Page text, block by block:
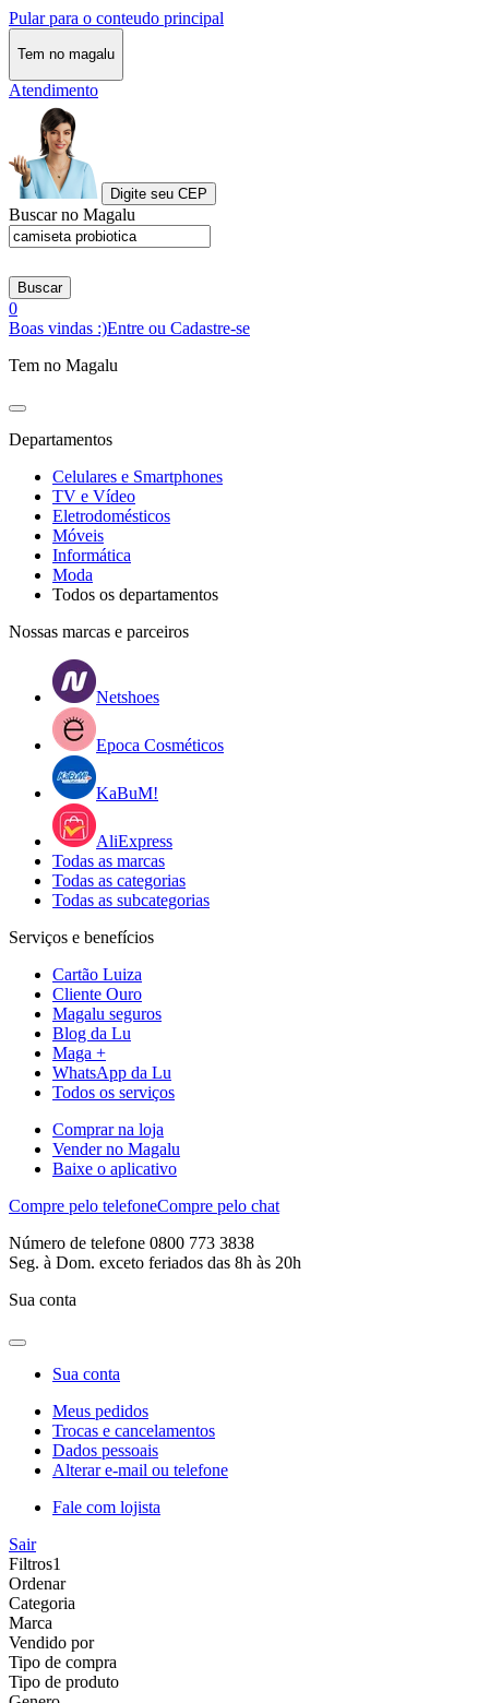
Pular para o conteudo principal
Tem no magalu
Atendimento
Digite seu CEP
Buscar no Magalu
Buscar
0
Boas vindas :)Entre ou Cadastre-se
Tem no Magalu
Departamentos
Celulares e Smartphones
TV e Vídeo
Eletrodomésticos
Móveis
Informática
Moda
Todos os departamentos
Nossas marcas e parceiros
Netshoes
Epoca Cosméticos
KaBuM!
AliExpress
Todas as marcas
Todas as categorias
Todas as subcategorias
Serviços e benefícios
Cartão Luiza
Cliente Ouro
Magalu seguros
Blog da Lu
Maga +
WhatsApp da Lu
Todos os serviços
Comprar na loja
Vender no Magalu
Baixe o aplicativo
Compre pelo telefoneCompre pelo chat
Número de telefone 0800 773 3838
Seg. à Dom. exceto feriados das 8h às 20h
Sua conta
Sua conta
Meus pedidos
Trocas e cancelamentos
Dados pessoais
Alterar e-mail ou telefone
Fale com lojista
Sair
Filtros1
Ordenar
Categoria
Marca
Vendido por
Tipo de compra
Tipo de produto